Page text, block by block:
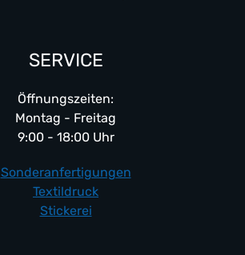
SERVICE
Öffnungszeiten:
Montag - Freitag
9:00 - 18:00 Uhr
Sonderanfertigungen
Textildruck
Stickerei